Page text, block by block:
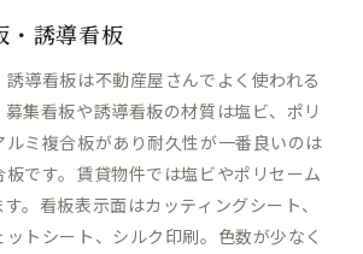
・誘導看板
導看板は不動産屋さんでよく使われる
集看板や誘導看板の材質は塩ビ、ポリ
ルミ複合板があり耐久性が一番良いのは
板です。賃貸物件では塩ビやポリセーム
。看板表示面はカッティングシート、
ットシート、シルク印刷。色数が少なく